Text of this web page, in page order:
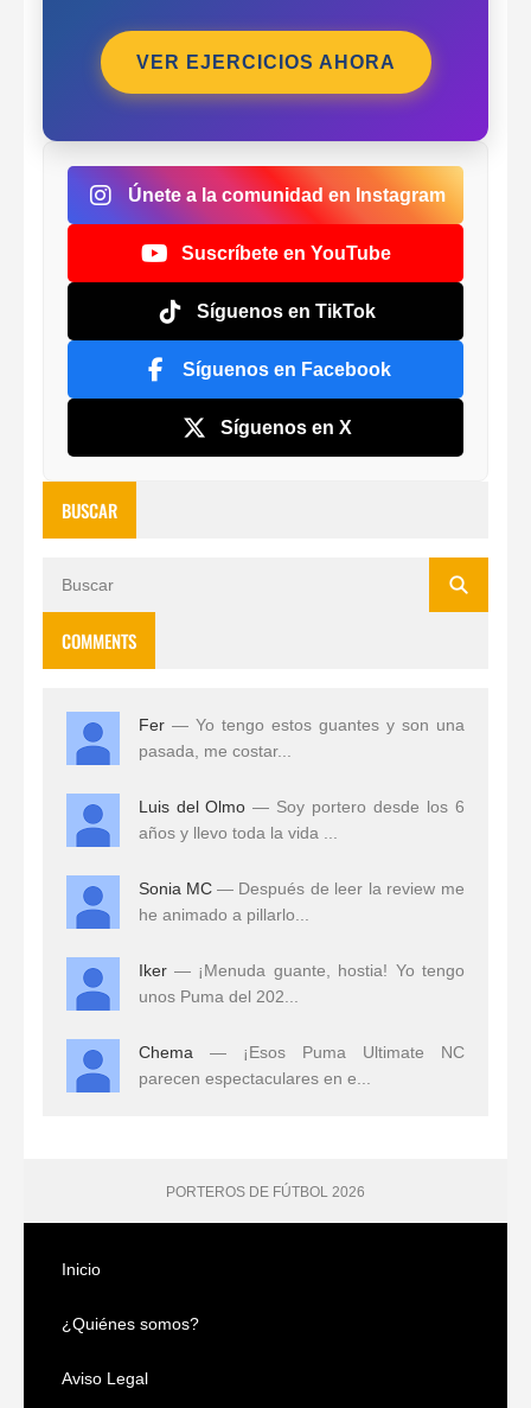
VER EJERCICIOS AHORA
Únete a la comunidad en Instagram
Suscríbete en YouTube
Síguenos en TikTok
Síguenos en Facebook
Síguenos en X
BUSCAR
COMMENTS
Fer — Yo tengo estos guantes y son una
pasada, me costar...
Luis del Olmo — Soy portero desde los 6
años y llevo toda la vida ...
Sonia MC — Después de leer la review me
he animado a pillarlo...
Iker — ¡Menuda guante, hostia! Yo tengo
unos Puma del 202...
Chema — ¡Esos Puma Ultimate NC
parecen espectaculares en e...
PORTEROS DE FÚTBOL 2026
Inicio
¿Quiénes somos?
Aviso Legal